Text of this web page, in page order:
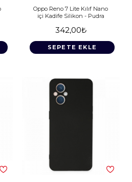
Oppo Reno 7 Lite Kılıf Nano
içi Kadife Silikon - Pudra
342,00₺
SEPETE EKLE